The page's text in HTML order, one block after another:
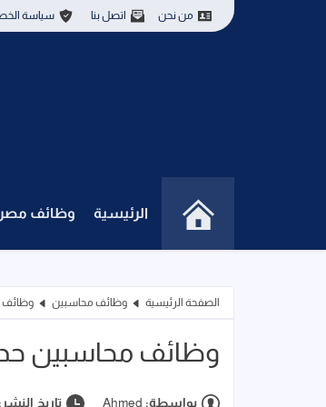
من نحن اتصل بنا سياسة
الرئيسية وظائف مصر
الصفحة الرئيسية وظائف محاسبين وظائف
وظائف محاسبين
بواسطة: Ahmed تاريخ النشر: